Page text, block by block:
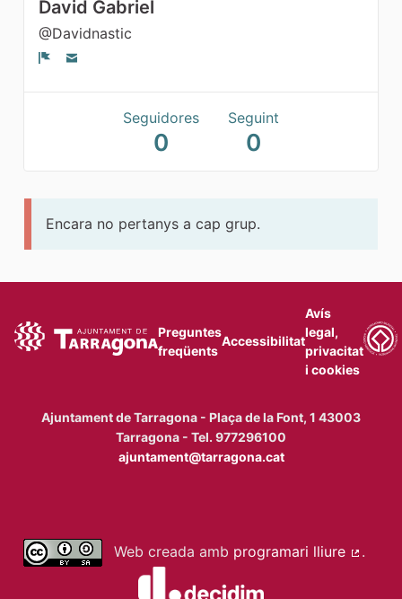
David Gabriel
@Davidnastic
Seguidores
0
Seguint
0
Encara no pertanys a cap grup.
Preguntes
freqüents
Accessibilitat
Avís
legal,
privacitat
i cookies
Ajuntament de Tarragona - Plaça de la Font, 1 43003
Tarragona - Tel. 977296100
ajuntament@tarragona.cat
Web creada amb programari lliure
.